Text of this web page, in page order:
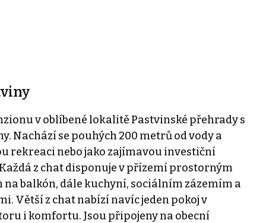
v oblíbené lokalitě Pastvinské přehrady s
Nachází se pouhých 200 metrů od vody a
rekreaci nebo jako zajímavou investiční
z chat disponuje v přízemí prostorným
balkón, dále kuchyní, sociálním zázemím a
Větší z chat nabízí navíc jeden pokoj v
i komfortu. Jsou připojeny na obecní